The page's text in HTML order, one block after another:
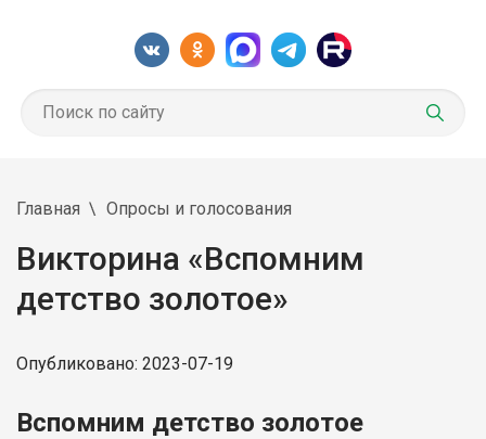
Главная Опросы и голосования
Викторина «Вспомним
детство золотое»
Опубликовано: 2023-07-19
Вспомним детство золотое